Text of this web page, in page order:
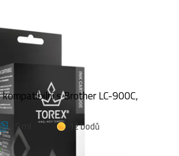
s Brother LC-900C,
19 ml
12 bodů